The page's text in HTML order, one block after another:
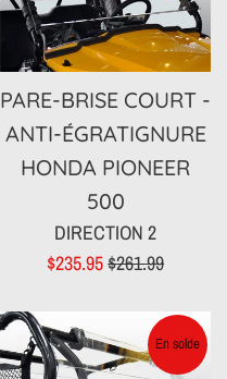
PARE-BRISE COURT -
ANTI-ÉGRATIGNURE
HONDA PIONEER
500
DIRECTION 2
Prix
$235.95Prix
$261.99
En solde